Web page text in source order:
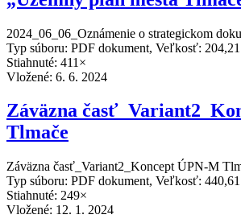
2024_06_06_Oznámenie o strategickom
Typ súboru: PDF dokument, Veľkosť:
Stiahnuté: 411×
Vložené: 6. 6. 2024
Záväzna
Tlmače
Záväzna časť_Variant2_Koncept ÚPN-M
Typ súboru: PDF dokument, Veľkosť:
Stiahnuté: 249×
Vložené: 12. 1. 2024